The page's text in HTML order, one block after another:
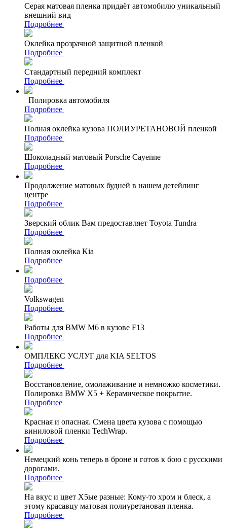
Серая матовая пленка придаёт автомобилю уникальный
внешний вид
Подробнее
Оклейка прозрачной защитной пленкой
Подробнее
Стандартный передний комплект
Подробнее
Полировка автомобиля
Подробнее
Полная оклейка кузова ПОЛИУРЕТАНОВОЙ пленкой
Подробнее
Шоколадный матовый Porsche Cayenne
Подробнее
Продолжение матовых будней в нашем детейлинг
центре
Подробнее
Зверский облик Вам предоставляет Toyota Tundra
Подробнее
Полная оклейка Kia
Подробнее
Подробнее
Volkswagen
Подробнее
Работы для BMW M6 в кузове F13
Подробнее
ОМПЛЕКС УСЛУГ для KIA SELTOS
Подробнее
Восстановление, омолаживание и немножко косметики.
Полировка BMW X5 + Керамическое покрытие.
Подробнее
Красная и опасная. Смена цвета кузова с помощью
виниловой пленки TechWrap.
Подробнее
Немецкий конь теперь в броне и готов к бою с русскими
дорогами.
Подробнее
На вкус и цвет Х5ые разные: Кому-то хром и блеск, а
этому красавцу матовая полиуретановая пленка.
Подробнее